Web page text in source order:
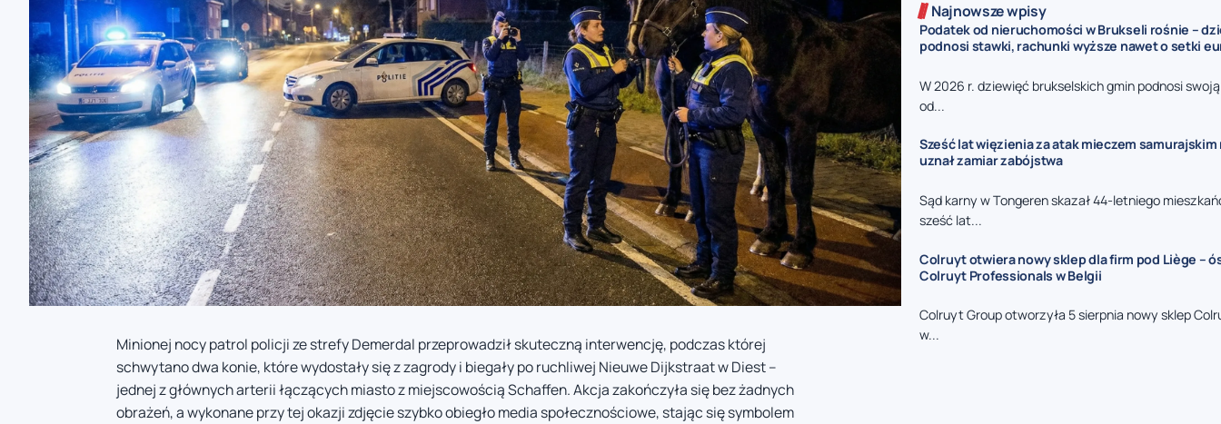
Minionej nocy patrol policji ze strefy Demerdal przeprowadził skuteczną interwencję, podczas której
schwytano dwa konie, które wydostały się z zagrody i biegały po ruchliwej Nieuwe Dijkstraat w Diest –
jednej z głównych arterii łączących miasto z miejscowością Schaffen. Akcja zakończyła się bez żadnych
obrażeń, a wykonane przy tej okazji zdjęcie szybko obiegło media społecznościowe, stając się symbolem
Najnowsze wpisy
Podatek od nieruchomości w Brukseli rośnie –
podnosi stawki, rachunki wyższe nawet o setki
W 2026 r. dziewięć brukselskich gmin podnosi
od...
Sześć lat więzienia za atak mieczem samurajskim
uznał zamiar zabójstwa
Sąd karny w Tongeren skazał 44-letniego
sześć lat...
Colruyt otwiera nowy sklep dla firm pod Liège –
Colruyt Professionals w Belgii
Colruyt Group otworzyła 5 sierpnia nowy sklep
w...